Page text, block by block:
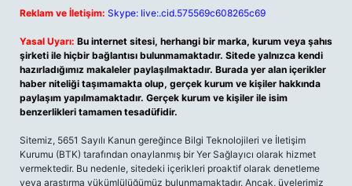
Reklam ve İletişim: Skype: live:.cid.575569c608265c69
Yasal Uyarı: Bu internet sitesi, herhangi bir marka, kurum veya şahıs
şirketi ile hiçbir bağlantısı bulunmamaktadır. Sitede yalnızca kendi
hazırladığımız makaleler paylaşılmaktadır. Burada yer alan içerikler
haber niteliği taşımamakta olup, gerçek kurum ve kişiler hakkında
paylaşım yapılmamaktadır. Gerçek kurum ve kişiler ile isim
benzerlikleri tamamen tesadüfidir.
Sitemiz, 5651 Sayılı Kanun gereğince Bilgi Teknolojileri ve İletişim
Kurumu (BTK) tarafından onaylanmış bir Yer Sağlayıcı olarak hizmet
vermektedir. Bu nedenle, sitedeki içerikleri proaktif olarak denetleme
veya araştırma yükümlülüğümüz bulunmamaktadır. Ancak, üyelerimiz